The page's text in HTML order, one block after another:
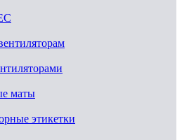
маты
этикетки